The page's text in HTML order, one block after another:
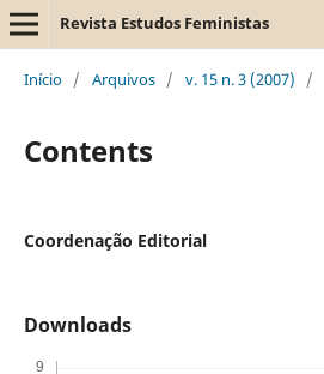
Revista Estudos Feministas
Início / Arquivos / v. 15 n. 3 (2007) /
Contents
Coordenação Editorial
Downloads